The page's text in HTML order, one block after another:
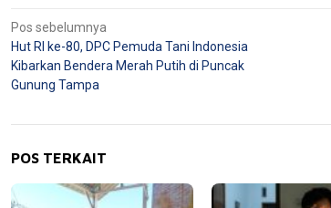
Navigasi
pos
Pos sebelumnya
Hut RI ke-80, DPC Pemuda Tani Indonesia
Kibarkan Bendera Merah Putih di Puncak
Gunung Tampa
POS TERKAIT